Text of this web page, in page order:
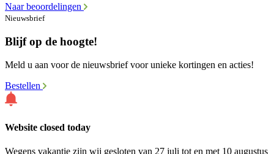
Naar beoordelingen
Nieuwsbrief
Blijf op de hoogte!
Meld u aan voor de nieuwsbrief voor unieke kortingen en acties!
Bestellen
Website closed today
Wegens vakantie zijn wij gesloten van 27 juli tot en met 10 augustus